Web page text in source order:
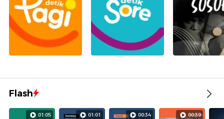
Flash
01:05 01:01 00:34 00:39